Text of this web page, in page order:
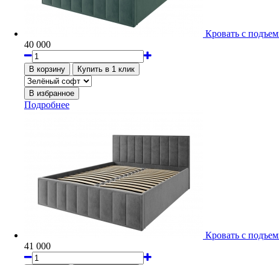
Кровать с
40 000
Подробнее
Кровать с
41 000